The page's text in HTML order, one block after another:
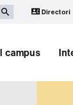
Directori
campus